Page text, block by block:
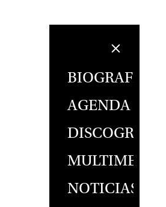
BIOGRAFÍA
AGENDA
MULTIMEDIA
NOTICIAS